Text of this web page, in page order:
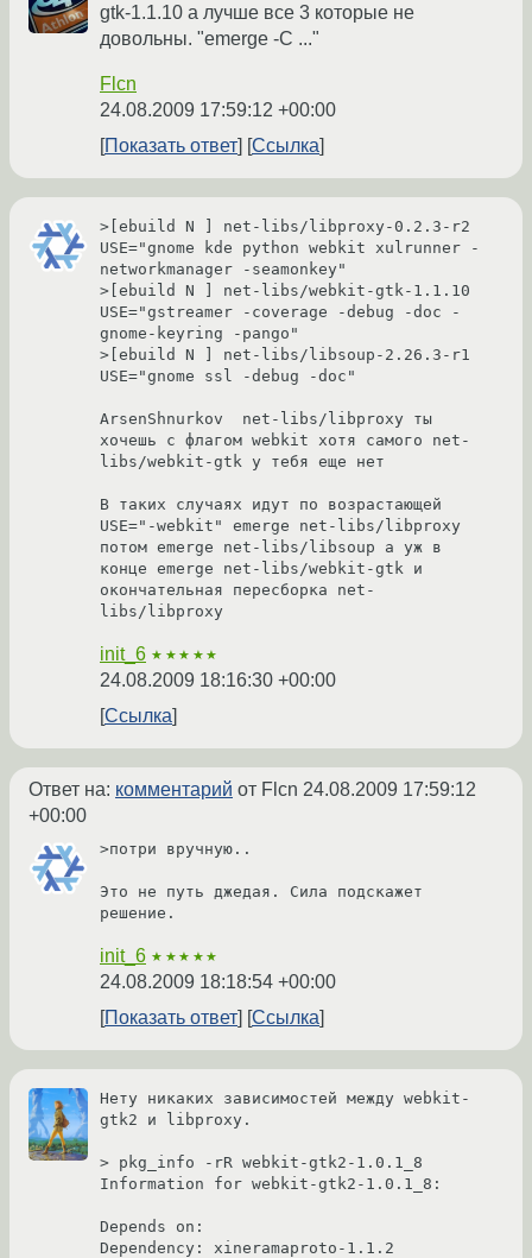
gtk-1.1.10 а лучше все 3 которые не
довольны. "emerge -C ..."
Flcn
24.08.2009 17:59:12 +00:00
Показать ответ
Ссылка
>[ebuild N ] net-libs/libproxy-0.2.3-r2
USE="gnome kde python webkit xulrunner -
networkmanager -seamonkey"
>[ebuild N ] net-libs/webkit-gtk-1.1.10
USE="gstreamer -coverage -debug -doc -
gnome-keyring -pango"
>[ebuild N ] net-libs/libsoup-2.26.3-r1
USE="gnome ssl -debug -doc"
ArsenShnurkov  net-libs/libproxy ты
хочешь с флагом webkit хотя самого net-
libs/webkit-gtk у тебя еще нет
В таких случаях идут по возрастающей
USE="-webkit" emerge net-libs/libproxy
потом emerge net-libs/libsoup а уж в
конце emerge net-libs/webkit-gtk и
окончательная пересборка net-
libs/libproxy
init_6 ★★★★★
24.08.2009 18:16:30 +00:00
Ссылка
Ответ на: комментарий от Flcn 24.08.2009 17:59:12
+00:00
>потри вручную..
Это не путь джедая. Сила подскажет
решение.
init_6 ★★★★★
24.08.2009 18:18:54 +00:00
Показать ответ
Ссылка
Нету никаких зависимостей между webkit-
gtk2 и libproxy.
> pkg_info -rR webkit-gtk2-1.0.1_8
Information for webkit-gtk2-1.0.1_8:
Depends on:
Dependency: xineramaproto-1.1.2